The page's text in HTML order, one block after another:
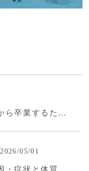
繰り返す腹痛や胃腸炎、膵炎から卒業するために。「食欲」と「うんち」に隠されたSOS
2026/05/01